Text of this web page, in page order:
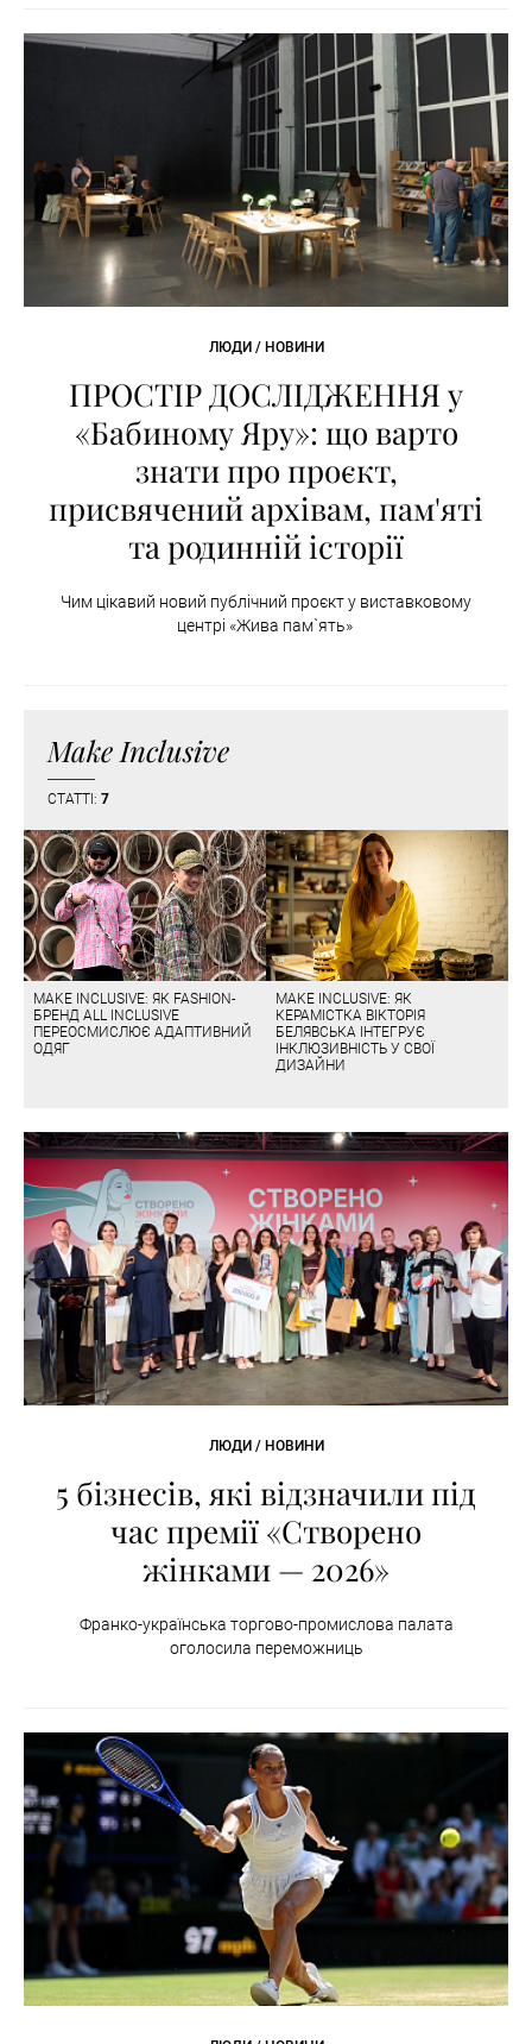
ЛЮДИ / НОВИНИ
ПРОСТІР ДОСЛІДЖЕННЯ у
«Бабиному Яру»: що варто
знати про проєкт,
присвячений архівам, пам'яті
та родинній історії
Чим цікавий новий публічний проєкт у виставковому
центрі «Жива пам`ять»
Make Inclusive
СТАТТІ: 7
MAKE INCLUSIVE: ЯК FASHION-
БРЕНД ALL INCLUSIVE
ПЕРЕОСМИСЛЮЄ АДАПТИВНИЙ
ОДЯГ
MAKE INCLUSIVE: ЯК
КЕРАМІСТКА ВІКТОРІЯ
БЕЛЯВСЬКА ІНТЕГРУЄ
ІНКЛЮЗИВНІСТЬ У СВОЇ
ДИЗАЙНИ
ЛЮДИ / НОВИНИ
5 бізнесів, які відзначили під
час премії «Створено
жінками — 2026»
Франко-українська торгово-промислова палата
оголосила переможниць